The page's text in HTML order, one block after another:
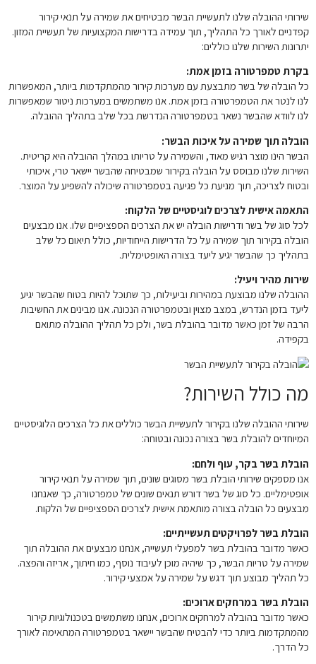
שירותי ההובלה שלנו לתעשיית הבשר מבטיחים את שמירה על תנאי קירור
קפדניים לאורך כל התהליך, תוך עמידה בדרישות המקצועיות של תעשיית המזון.
יתרונות השירות שלנו כוללים:
בקרת טמפרטורה בזמן אמת:
כל הובלה של בשר מתבצעת עם מערכות קירור מהמתקדמות ביותר, המאפשרות
לנו לנטר את הטמפרטורה בזמן אמת. אנו משתמשים במערכות ניטור שמאפשרות
לנו לוודא שהבשר נשאר בטמפרטורה הנדרשת בכל שלב בתהליך ההובלה.
הובלה תוך שמירה על איכות הבשר:
הבשר הינו מוצר רגיש מאוד, והשמירה על טריותו במהלך ההובלה היא קריטית.
השירות שלנו מבוסס על הובלה בקירור שמבטיחה שהבשר יישאר טרי, איכותי
ובטוח לצריכה, תוך מניעת כל פגיעה בטמפרטורה שיכולה להשפיע על המוצר.
התאמה אישית לצרכים לוגיסטיים של הלקוח:
לכל סוג של בשר ודרישות הובלה יש את הצרכים הספציפיים שלו. אנו מבצעים
הובלה בקירור תוך שמירה על כל הדרישות הייחודיות, כולל תיאום כל שלב
בתהליך כך שהבשר יגיע ליעד בצורה האופטימלית.
שירות מהיר ויעיל:
ההובלה שלנו מבוצעת במהירות וביעילות, כך שתוכל להיות בטוח שהבשר יגיע
ליעד בזמן הנדרש, במצב מצוין ובטמפרטורה הנכונה. אנו מבינים את החשיבות
הרבה של זמן כאשר מדובר בהובלת בשר, ולכן כל תהליך ההובלה מתואם
בקפידה.
מה כולל השירות?
שירותי ההובלה שלנו בקירור לתעשיית הבשר כוללים את כל הצרכים הלוגיסטיים
המיוחדים להובלת בשר בצורה נכונה ובטוחה:
הובלת בשר בקר, עוף ולחם:
אנו מספקים שירותי הובלת בשר מסוגים שונים, תוך שמירה על תנאי קירור
אופטימליים. כל סוג של בשר דורש תנאים שונים של טמפרטורה, כך שאנחנו
מבצעים כל הובלה בצורה מותאמת אישית לצרכים הספציפיים של הלקוח.
הובלת בשר לפרויקטים תעשייתיים:
כאשר מדובר בהובלת בשר למפעלי תעשייה, אנחנו מבצעים את ההובלה תוך
שמירה על טריות הבשר, כך שיהיה מוכן לעיבוד נוסף, כמו חיתוך, אריזה והפצה.
כל תהליך מבוצע תוך דגש על שמירה על אמצעי קירור.
הובלת בשר במרחקים ארוכים:
כאשר מדובר בהובלה למרחקים ארוכים, אנחנו משתמשים בטכנולוגיות קירור
מהמתקדמות ביותר כדי להבטיח שהבשר יישאר בטמפרטורה המתאימה לאורך
כל הדרך.